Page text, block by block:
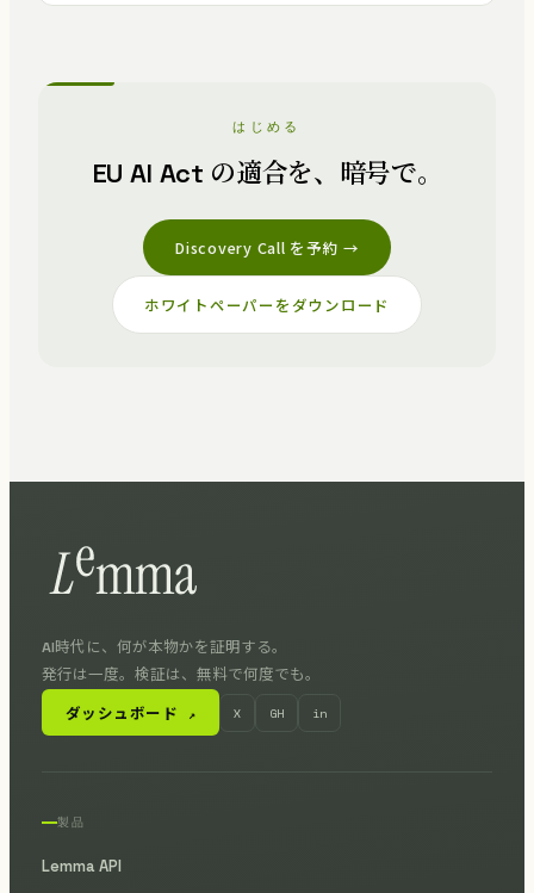
はじめる
EU AI Act の適合を、暗号で。
Discovery Call を予約 →
ホワイトペーパーをダウンロード
AI時代に、何が本物かを証明する。
発行は一度。検証は、無料で何度でも。
ダッシュボード ↗ X GH in
製品
Lemma API